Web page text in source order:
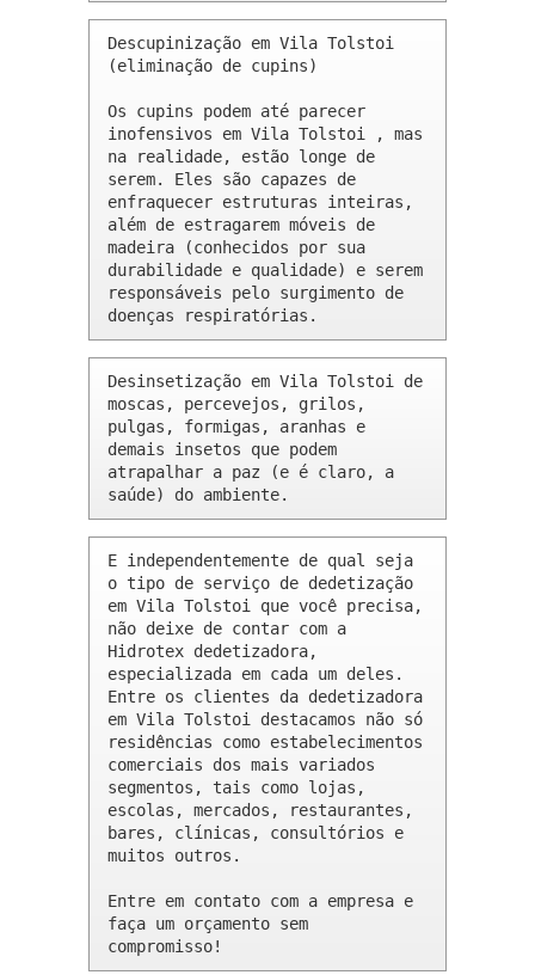
Descupinização em Vila Tolstoi
(eliminação de cupins)
Os cupins podem até parecer
inofensivos em Vila Tolstoi , mas
na realidade, estão longe de
serem. Eles são capazes de
enfraquecer estruturas inteiras,
além de estragarem móveis de
madeira (conhecidos por sua
durabilidade e qualidade) e serem
responsáveis pelo surgimento de
doenças respiratórias.
Desinsetização em Vila Tolstoi de
moscas, percevejos, grilos,
pulgas, formigas, aranhas e
demais insetos que podem
atrapalhar a paz (e é claro, a
saúde) do ambiente.
E independentemente de qual seja
o tipo de serviço de dedetização
em Vila Tolstoi que você precisa,
não deixe de contar com a
Hidrotex dedetizadora,
especializada em cada um deles.
Entre os clientes da dedetizadora
em Vila Tolstoi destacamos não só
residências como estabelecimentos
comerciais dos mais variados
segmentos, tais como lojas,
escolas, mercados, restaurantes,
bares, clínicas, consultórios e
muitos outros.
Entre em contato com a empresa e
faça um orçamento sem
compromisso!